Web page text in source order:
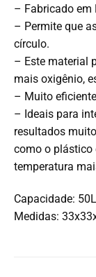
– Fabricado em
– Permite que
círculo.
– Este material
mais oxigênio,
– Muito
– Ideais para
resultados
como o plástico
temperatura
Capacidade: 50L
Medidas: